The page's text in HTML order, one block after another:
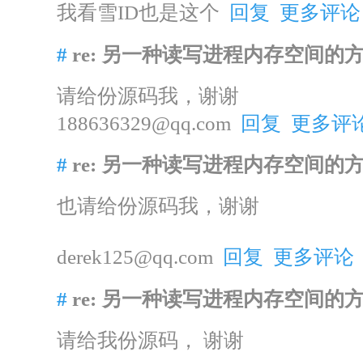
我看雪ID也是这个 回复 更多评论
# re: 另一种读写进程内存空间的
请给份源码我，谢谢
188636329@qq.com
回复 更多评
# re: 另一种读写进程内存空间的
也请给份源码我，谢谢
derek125@qq.com 回复 更多评论
# re: 另一种读写进程内存空间的
请给我份源码， 谢谢